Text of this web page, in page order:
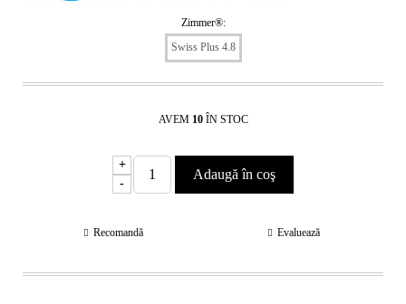
Zimmer®:
Swiss Plus 4.8
AVEM 10 ÎN STOC
+
-
Recomandă Evaluează